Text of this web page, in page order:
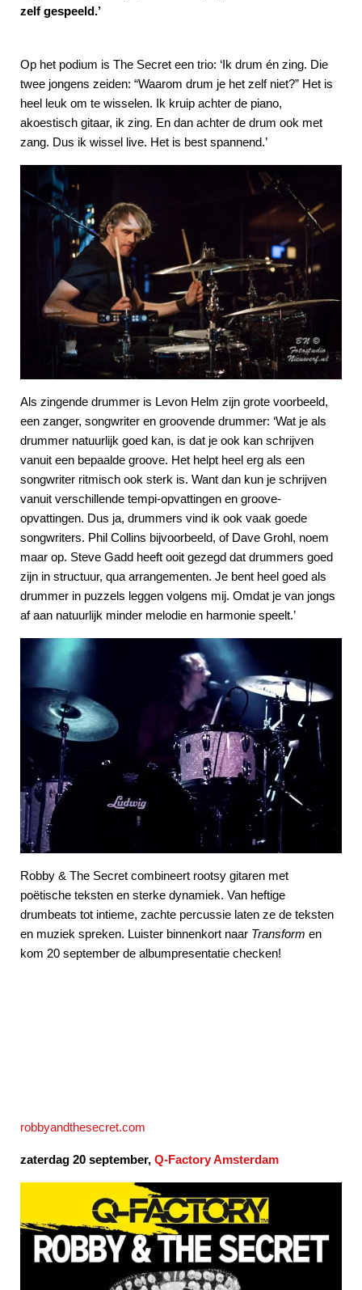
zelf gespeeld.’
Op het podium is The Secret een trio: ‘Ik drum én zing. Die
twee jongens zeiden: “Waarom drum je het zelf niet?” Het is
heel leuk om te wisselen. Ik kruip achter de piano,
akoestisch gitaar, ik zing. En dan achter de drum ook met
zang. Dus ik wissel live. Het is best spannend.’
Als zingende drummer is Levon Helm zijn grote voorbeeld,
een zanger, songwriter en groovende drummer: ‘Wat je als
drummer natuurlijk goed kan, is dat je ook kan schrijven
vanuit een bepaalde groove. Het helpt heel erg als een
songwriter ritmisch ook sterk is. Want dan kun je schrijven
vanuit verschillende tempi-opvattingen en groove-
opvattingen. Dus ja, drummers vind ik ook vaak goede
songwriters. Phil Collins bijvoorbeeld, of Dave Grohl, noem
maar op. Steve Gadd heeft ooit gezegd dat drummers goed
zijn in structuur, qua arrangementen. Je bent heel goed als
drummer in puzzels leggen volgens mij. Omdat je van jongs
af aan natuurlijk minder melodie en harmonie speelt.’
Robby & The Secret combineert rootsy gitaren met
poëtische teksten en sterke dynamiek. Van heftige
drumbeats tot intieme, zachte percussie laten ze de teksten
en muziek spreken. Luister binnenkort naar Transform en
kom 20 september de albumpresentatie checken!
robbyandthesecret.com
zaterdag 20 september, Q-Factory Amsterdam